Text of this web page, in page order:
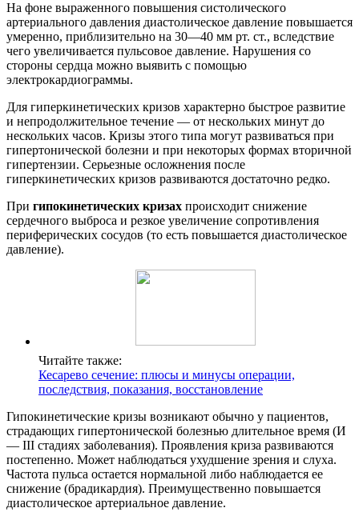
На фоне выраженного повышения систолического
артериального давления диастолическое давление повышается
умеренно, приблизительно на 30—40 мм рт. ст., вследствие
чего увеличивается пульсовое давление. Нарушения со
стороны сердца можно выявить с помощью
электрокардиограммы.
Для гиперкинетических кризов характерно быстрое развитие
и непродолжительное течение — от нескольких минут до
нескольких часов. Кризы этого типа могут развиваться при
гипертонической болезни и при некоторых формах вторичной
гипертензии. Серьезные осложнения после
гиперкинетических кризов развиваются достаточно редко.
При гипокинетических кризах происходит снижение
сердечного выброса и резкое увеличение сопротивления
периферических сосудов (то есть повышается диастолическое
давление).
Читайте также:
Кесарево сечение: плюсы и минусы операции,
последствия, показания, восстановление
Гипокинетические кризы возникают обычно у пациентов,
страдающих гипертонической болезнью длительное время (И
— III стадиях заболевания). Проявления криза развиваются
постепенно. Может наблюдаться ухудшение зрения и слуха.
Частота пульса остается нормальной либо наблюдается ее
снижение (брадикардия). Преимущественно повышается
диастолическое артериальное давление.